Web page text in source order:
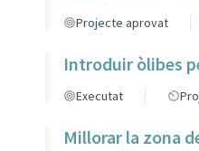
Projecte aprovat
Introduir òlibes
Executat
Millorar la zona